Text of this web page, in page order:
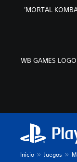
'MORTAL
WB GAMES
Inicio Juegos